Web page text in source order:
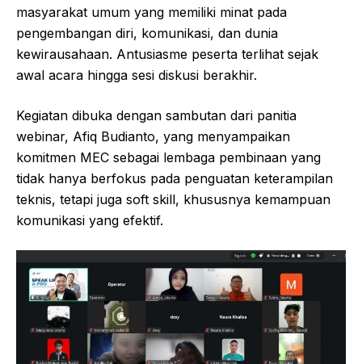
masyarakat umum yang memiliki minat pada
pengembangan diri, komunikasi, dan dunia
kewirausahaan. Antusiasme peserta terlihat sejak
awal acara hingga sesi diskusi berakhir.
Kegiatan dibuka dengan sambutan dari panitia
webinar, Afiq Budianto, yang menyampaikan
komitmen MEC sebagai lembaga pembinaan yang
tidak hanya berfokus pada penguatan keterampilan
teknis, tetapi juga soft skill, khususnya kemampuan
komunikasi yang efektif.